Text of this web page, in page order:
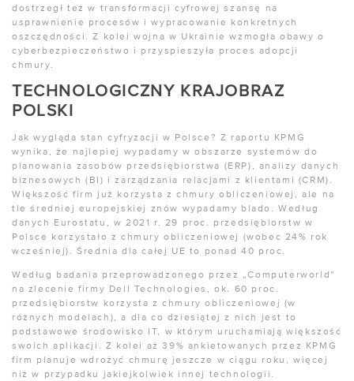
dostrzegł też w transformacji cyfrowej szansę na
usprawnienie procesów i wypracowanie konkretnych
oszczędności. Z kolei wojna w Ukrainie wzmogła obawy o
cyberbezpieczeństwo i przyspieszyła proces adopcji
chmury.
TECHNOLOGICZNY KRAJOBRAZ
POLSKI
Jak wygląda stan cyfryzacji w Polsce? Z raportu KPMG
wynika, że najlepiej wypadamy w obszarze systemów do
planowania zasobów przedsiębiorstwa (ERP), analizy danych
biznesowych (BI) i zarządzania relacjami z klientami (CRM).
Większość firm już korzysta z chmury obliczeniowej, ale na
tle średniej europejskiej znów wypadamy blado. Według
danych Eurostatu, w 2021 r. 29 proc. przedsiębiorstw w
Polsce korzystało z chmury obliczeniowej (wobec 24% rok
wcześniej). Średnia dla całej UE to ponad 40 proc.
Według badania przeprowadzonego przez „Computerworld”
na zlecenie firmy Dell Technologies, ok. 60 proc.
przedsiębiorstw korzysta z chmury obliczeniowej (w
różnych modelach), a dla co dziesiątej z nich jest to
podstawowe środowisko IT, w którym uruchamiają większość
swoich aplikacji. Z kolei aż 39% ankietowanych przez KPMG
firm planuje wdrożyć chmurę jeszcze w ciągu roku, więcej
niż w przypadku jakiejkolwiek innej technologii.